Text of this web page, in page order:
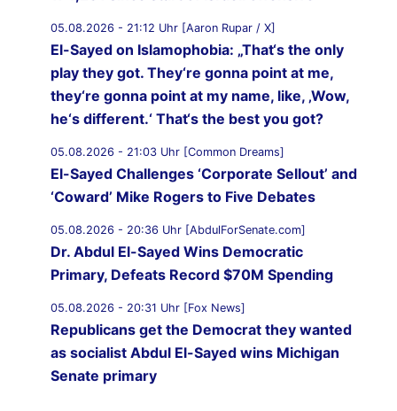
05.08.2026 - 21:12 Uhr [Aaron Rupar / X]
El-Sayed on Islamophobia: „That‘s the only
play they got. They‘re gonna point at me,
they‘re gonna point at my name, like, ‚Wow,
he‘s different.‘ That‘s the best you got?
05.08.2026 - 21:03 Uhr [Common Dreams]
El-Sayed Challenges ‘Corporate Sellout’ and
‘Coward’ Mike Rogers to Five Debates
05.08.2026 - 20:36 Uhr [AbdulForSenate.com]
Dr. Abdul El-Sayed Wins Democratic
Primary, Defeats Record $70M Spending
05.08.2026 - 20:31 Uhr [Fox News]
Republicans get the Democrat they wanted
as socialist Abdul El-Sayed wins Michigan
Senate primary